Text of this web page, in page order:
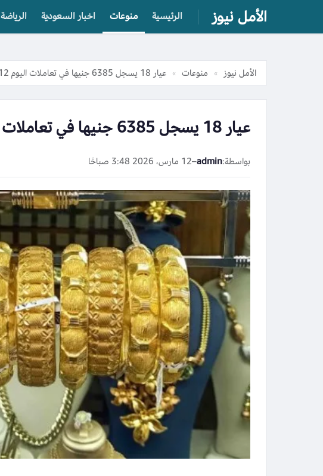
الأمل نيوز الرئيسية منوعات اخبار السعودية الرياضة
الأمل نيوز » منوعات » عيار 18 يسجل 6385 جنيها في تعاملات اليوم 12 مارس 2026
عيار 18 يسجل 6385 جنيها في تعاملات اليوم 12 مارس 2026
بواسطة:admin
–12 مارس، 2026 3:48 صباحًا